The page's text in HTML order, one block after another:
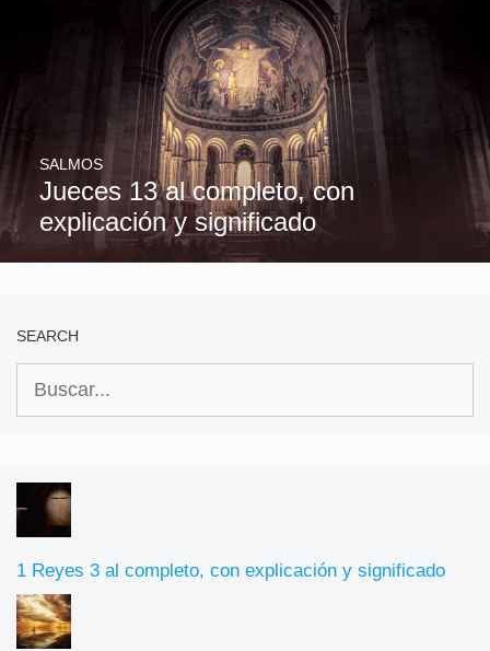
Jueces 13 al completo, con
explicación y significado
SALMOS
SEARCH
1 Reyes 3 al completo, con explicación y significado